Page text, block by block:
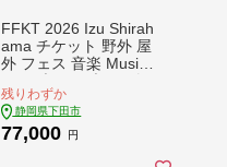
FFKT 2026 Izu Shirah
ama チケット 野外 屋
外 フェス 音楽 Music
ンス 海 イベント 白浜
ホテル伊豆急 ホテル
プール 静岡県 下田市
残りわずか
静岡県下田市
77,000 円